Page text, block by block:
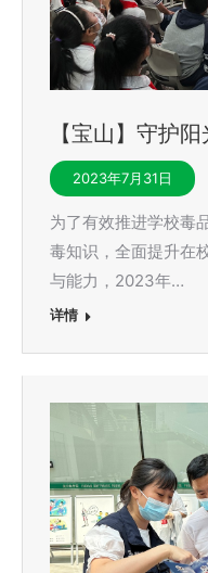
【宝山】守护
2023年7月31日
为了有效推进学校毒
毒知识，全面提升在
与能力，2023年…
详情